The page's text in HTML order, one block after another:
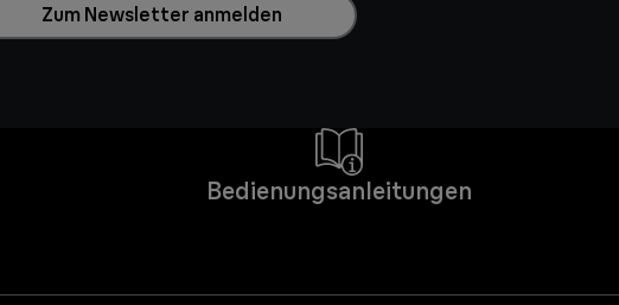
Zum Newsletter anmelden
Bedienungsanleitungen